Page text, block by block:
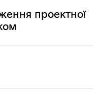
проектної